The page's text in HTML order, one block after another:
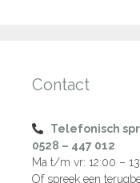
Contact
Telefonisch
0528 – 447 012
Ma t/m vr: 12:00 –
Of spreek een